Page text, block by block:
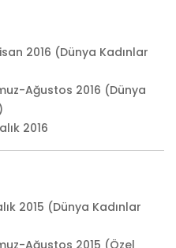
2016 (Dünya Kadınlar
Ağustos 2016 (Dünya
2016
2015 (Dünya Kadınlar
Ağustos 2015 (Özel